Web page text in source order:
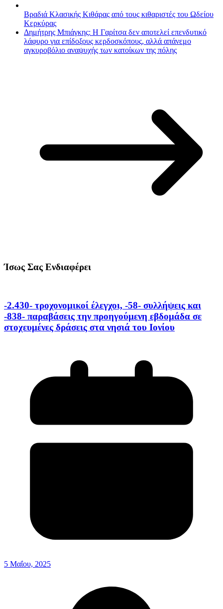
Βραδιά Κλασικής Κιθάρας από τους κιθαριστές του Ωδείου
Κερκύρας
Δημήτρης Μπιάγκης: Η Γαρίτσα δεν αποτελεί επενδυτικό
λάφυρο για επίδοξους κερδοσκόπους, αλλά απάνεμο
αγκυροβόλιο αναψυχής των κατοίκων της πόλης
Ίσως Σας Ενδιαφέρει
-2.430- τροχονομικοί έλεγχοι, -58- συλλήψεις και
-838- παραβάσεις την προηγούμενη εβδομάδα σε
στοχευμένες δράσεις στα νησιά του Ιονίου
5 Μαΐου, 2025